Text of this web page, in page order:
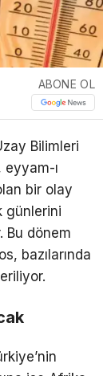
ABONE OL
Bilimleri
eyyam-ı
bir olay
günlerini
Bu dönem
bazılarında